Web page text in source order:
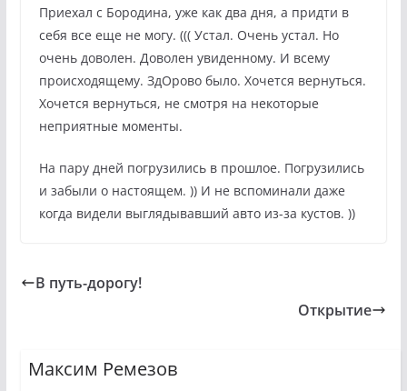
Приехал с Бородина, уже как два дня, а придти в
себя все еще не могу. ((( Устал. Очень устал. Но
очень доволен. Доволен увиденному. И всему
происходящему. ЗдОрово было. Хочется вернуться.
Хочется вернуться, не смотря на некоторые
неприятные моменты.
На пару дней погрузились в прошлое. Погрузились
и забыли о настоящем. )) И не вспоминали даже
когда видели выглядывавший авто из-за кустов. ))
В путь-дорогу!
Открытие
Максим Ремезов